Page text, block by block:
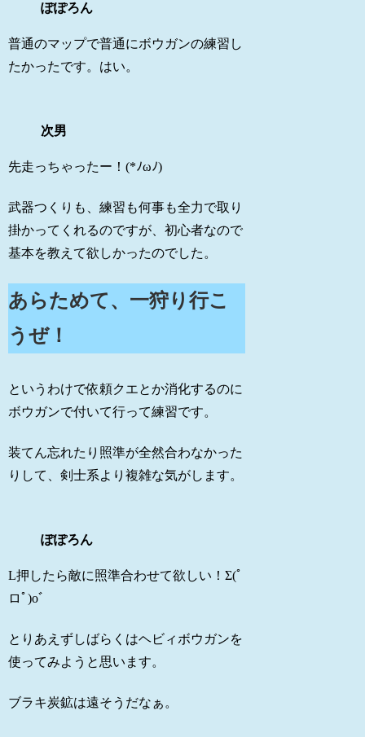
ぽぽろん
普通のマップで普通にボウガンの練習し
たかったです。はい。
次男
先走っちゃったー！(*ﾉωﾉ)
武器つくりも、練習も何事も全力で取り
掛かってくれるのですが、初心者なので
基本を教えて欲しかったのでした。
あらためて、一狩り行こ
うぜ！
というわけで依頼クエとか消化するのに
ボウガンで付いて行って練習です。
装てん忘れたり照準が全然合わなかった
りして、剣士系より複雑な気がします。
ぽぽろん
L押したら敵に照準合わせて欲しい！Σ(ﾟ
ロﾟ)oﾞ
とりあえずしばらくはヘビィボウガンを
使ってみようと思います。
ブラキ炭鉱は遠そうだなぁ。